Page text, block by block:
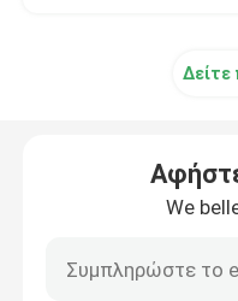
Συσκευές Δείτε
We